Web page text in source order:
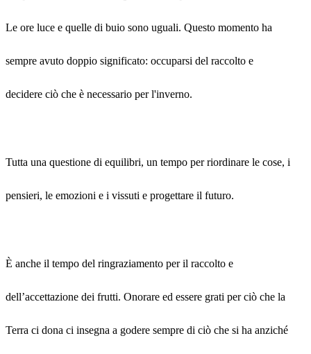
Le ore luce e quelle di buio sono uguali. Questo momento ha
sempre avuto doppio significato: occuparsi del raccolto e
decidere ciò che è necessario per l'inverno.
Tutta una questione di equilibri, un tempo per riordinare le cose, i
pensieri, le emozioni e i vissuti e progettare il futuro.
È anche il tempo del ringraziamento per il raccolto e
dell’accettazione dei frutti. Onorare ed essere grati per ciò che la
Terra ci dona ci insegna a godere sempre di ciò che si ha anziché